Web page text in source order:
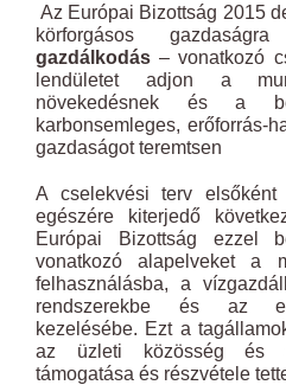
Az Európai Bizottság 2015
körforgásos
gazdálkodás – vonatkozó
lendületet adjon a
növekedésnek és a
karbonsemleges, erőforrás-
gazdaságot teremtsen
A cselekvési terv elsőként
egészére kiterjedő
Európai Bizottság ezzel
vonatkozó alapelveket a
felhasználásba, a
rendszerekbe és az
kezelésébe. Ezt a
az üzleti közösség és
támogatása és részvétele